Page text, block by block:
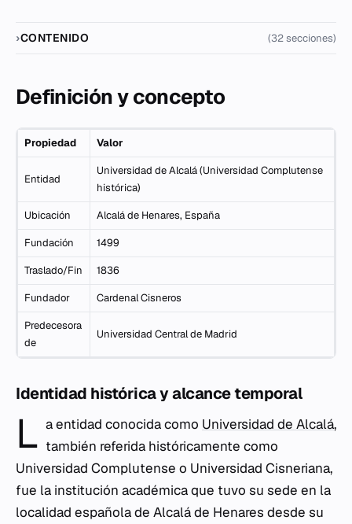
CONTENIDO (32 secciones)
Definición y concepto
Propiedad Valor
Entidad
Universidad de Alcalá (Universidad Complutense
histórica)
Ubicación Alcalá de Henares, España
Fundación 1499
Traslado/Fin 1836
Fundador Cardenal Cisneros
Predecesora
de
Universidad Central de Madrid
Identidad histórica y alcance temporal
L a entidad conocida como Universidad de Alcalá,
también referida históricamente como
Universidad Complutense o Universidad Cisneriana,
fue la institución académica que tuvo su sede en la
localidad española de Alcalá de Henares desde su